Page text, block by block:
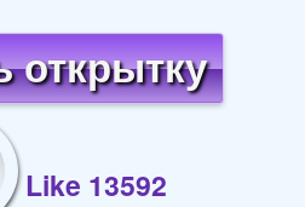
открытку
Like 13592